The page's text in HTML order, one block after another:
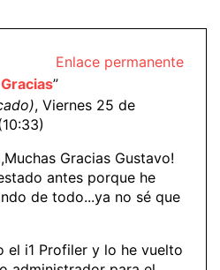
Enlace permanente
”
, Viernes 25 de
Gracias Gustavo!
antes porque he
de todo...ya no sé que
el i1 Profiler y lo he vuelto